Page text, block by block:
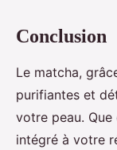
Conclusion
Le matcha,
purifiantes et
votre peau.
intégré à votre